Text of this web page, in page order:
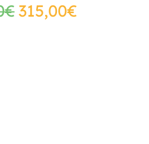
€315,00€